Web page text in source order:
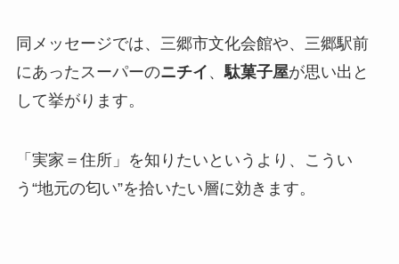
同メッセージでは、三郷市文化会館や、三郷駅前
にあったスーパーのニチイ 、駄菓子屋が思い出と
して挙がります。
「実家＝住所」を知りたいというより、こうい
う“地元の匂い”を拾いたい層に効きます。